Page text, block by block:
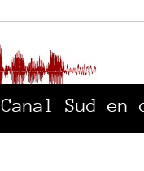
Canal Sud